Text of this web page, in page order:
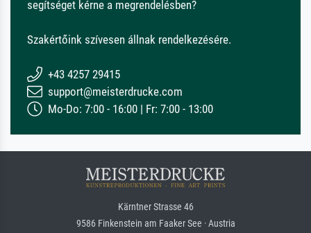
segítséget kérne a megrendelésben?
Szakértőink szívesen állnak rendelkezésére.
+43 4257 29415
support@meisterdrucke.com
Mo-Do: 7:00 - 16:00 | Fr: 7:00 - 13:00
Kärntner Strasse 46
9586 Finkenstein am Faaker See · Austria